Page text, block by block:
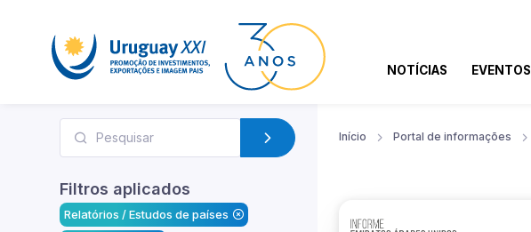
NOTÍCIAS EVENTOS
Filtros aplicados
Relatórios / Estudos de países
Início Portal de informações